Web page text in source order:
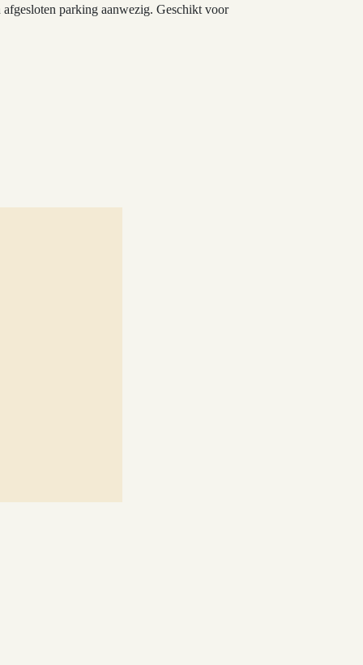
afgesloten parking aanwezig. Geschikt voor